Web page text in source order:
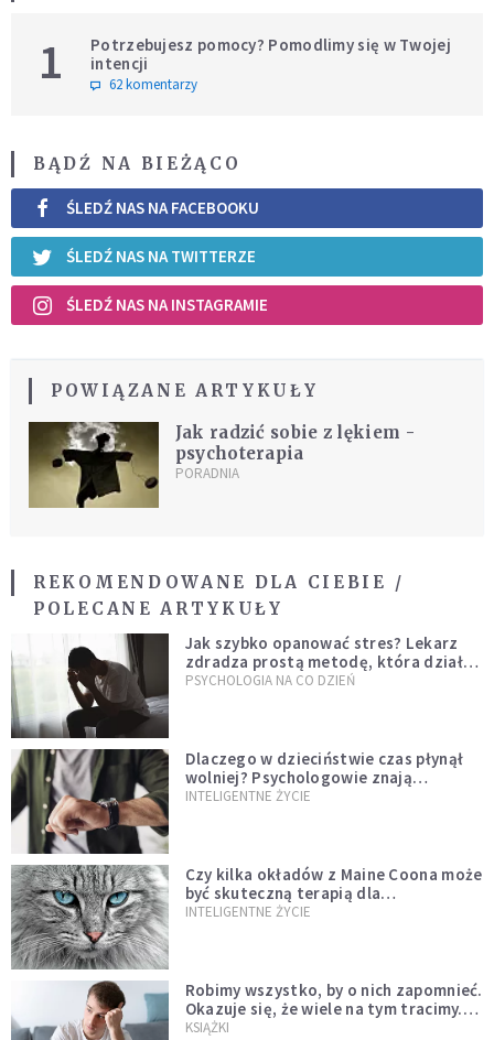
1
Potrzebujesz pomocy? Pomodlimy się w Twojej
intencji
62 komentarzy
BĄDŹ NA BIEŻĄCO
ŚLEDŹ NAS NA FACEBOOKU
ŚLEDŹ NAS NA TWITTERZE
ŚLEDŹ NAS NA INSTAGRAMIE
POWIĄZANE ARTYKUŁY
Jak radzić sobie z lękiem -
psychoterapia
PORADNIA
REKOMENDOWANE DLA CIEBIE /
POLECANE ARTYKUŁY
Jak szybko opanować stres? Lekarz
zdradza prostą metodę, która działa
od razu
PSYCHOLOGIA NA CO DZIEŃ
Dlaczego w dzieciństwie czas płynął
wolniej? Psychologowie znają
odpowiedź
INTELIGENTNE ŻYCIE
Czy kilka okładów z Maine Coona może
być skuteczną terapią dla
zestresowanych?
INTELIGENTNE ŻYCIE
Robimy wszystko, by o nich zapomnieć.
Okazuje się, że wiele na tym tracimy.
Czego mogą nas nauczyć porażki?
KSIĄŻKI